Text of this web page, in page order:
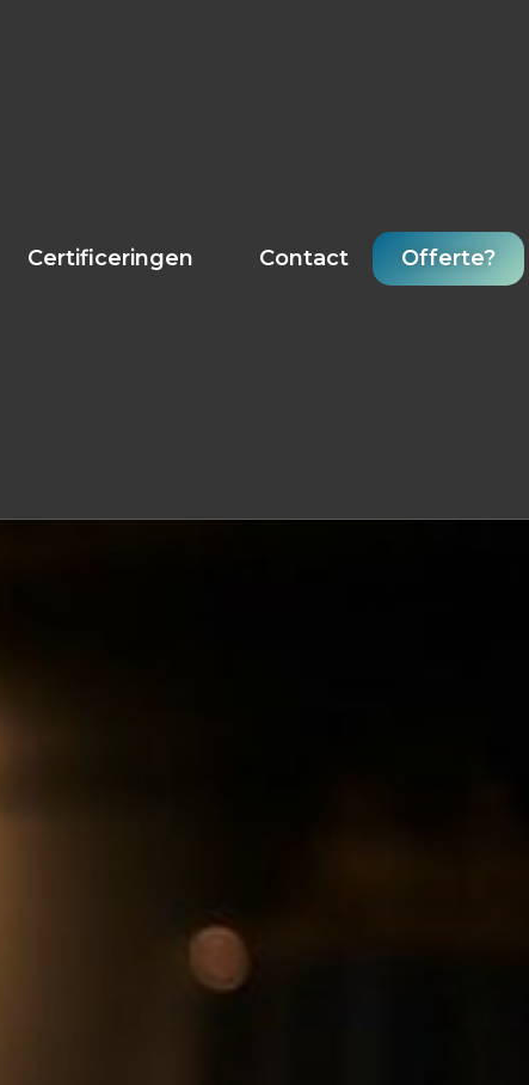
Certificeringen Contact Offerte?